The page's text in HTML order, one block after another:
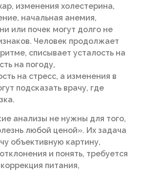
изменения холестерина,
начальная анемия,
или почек могут долго не
Человек продолжает
списывает усталость на
на погоду,
на стресс, а изменения в
подсказать врачу, где
анализы не нужны для того,
любой ценой». Их задача
объективную картину,
и понять, требуется
питания,